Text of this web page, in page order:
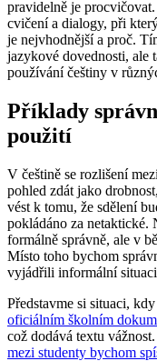
pravidelně je
cvičení a dialogy, při
je nejvhodnější a proč.
jazykové dovednosti, ale
používání češtiny v
Příklady
použití
V češtině se rozlišení
pohled zdát jako
vést k tomu, že sdělení
pokládáno za
formálně správně, ale v
Místo toho bychom
vyjádřili informální
Představme si situaci,
oficiálním školním
což dodává textu
mezi studenty bychom